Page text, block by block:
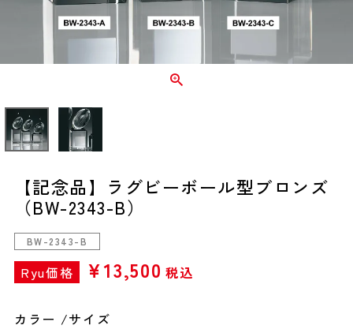
【記念品】ラグビーボール型ブロンズ
（BW-2343-B）
BW-2343-B
Ryu価格 ¥13,500 税込
カラー サイズ